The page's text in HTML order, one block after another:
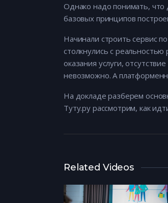
Однако надо понимать, что
базовых принципов
Начинали строить сервис
столкнулись с
оказания услуги,
невозможно. А
На докладе разберем
Туту.ру рассмотрим, как
Related Videos